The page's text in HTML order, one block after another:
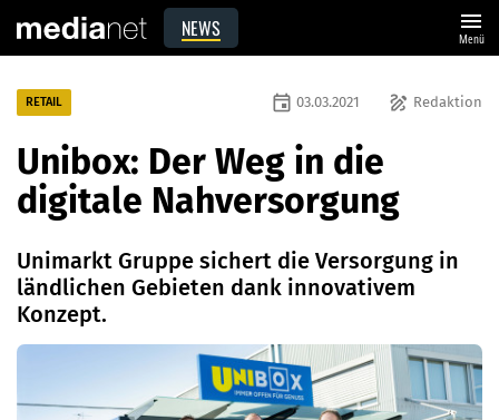
NEWS menu
Menü
RETAIL draw Redaktion
event 03.03.2021
Unibox: Der Weg in die
digitale Nahversorgung
Unimarkt Gruppe sichert die Versorgung in
ländlichen Gebieten dank innovativem
Konzept.